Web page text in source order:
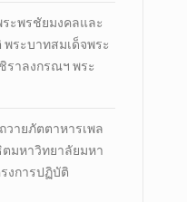
ะพรชัยมงคลและ
ระบาทสมเด็จพระ
ราลงกรณฯ พระ
วายภัตตาหารเพล
ตมหาวิทยาลัยมหา
งการปฏิบัติ